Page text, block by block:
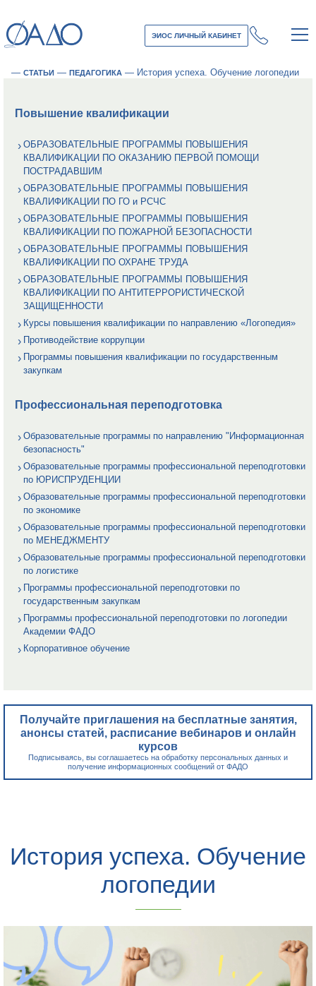
ЭИОС ЛИЧНЫЙ КАБИНЕТ
— СТАТЬИ — ПЕДАГОГИКА — История успеха. Обучение логопедии
Повышение квалификации
ОБРАЗОВАТЕЛЬНЫЕ ПРОГРАММЫ ПОВЫШЕНИЯ
КВАЛИФИКАЦИИ ПО ОКАЗАНИЮ ПЕРВОЙ ПОМОЩИ
ПОСТРАДАВШИМ
ОБРАЗОВАТЕЛЬНЫЕ ПРОГРАММЫ ПОВЫШЕНИЯ
КВАЛИФИКАЦИИ ПО ГО и РСЧС
ОБРАЗОВАТЕЛЬНЫЕ ПРОГРАММЫ ПОВЫШЕНИЯ
КВАЛИФИКАЦИИ ПО ПОЖАРНОЙ БЕЗОПАСНОСТИ
ОБРАЗОВАТЕЛЬНЫЕ ПРОГРАММЫ ПОВЫШЕНИЯ
КВАЛИФИКАЦИИ ПО ОХРАНЕ ТРУДА
ОБРАЗОВАТЕЛЬНЫЕ ПРОГРАММЫ ПОВЫШЕНИЯ
КВАЛИФИКАЦИИ ПО АНТИТЕРРОРИСТИЧЕСКОЙ
ЗАЩИЩЕННОСТИ
Курсы повышения квалификации по направлению «Логопедия»
Противодействие коррупции
Программы повышения квалификации по государственным
закупкам
Профессиональная переподготовка
Образовательные программы по направлению "Информационная
безопасность"
Образовательные программы профессиональной переподготовки
по ЮРИСПРУДЕНЦИИ
Образовательные программы профессиональной переподготовки
по экономике
Образовательные программы профессиональной переподготовки
по МЕНЕДЖМЕНТУ
Образовательные программы профессиональной переподготовки
по логистике
Программы профессиональной переподготовки по
государственным закупкам
Программы профессиональной переподготовки по логопедии
Академии ФАДО
Корпоративное обучение
Получайте приглашения на бесплатные занятия,
анонсы статей, расписание вебинаров и онлайн
курсов
Подписываясь, вы соглашаетесь на обработку персональных данных и
получение информационных сообщений от ФАДО
История успеха. Обучение
логопедии